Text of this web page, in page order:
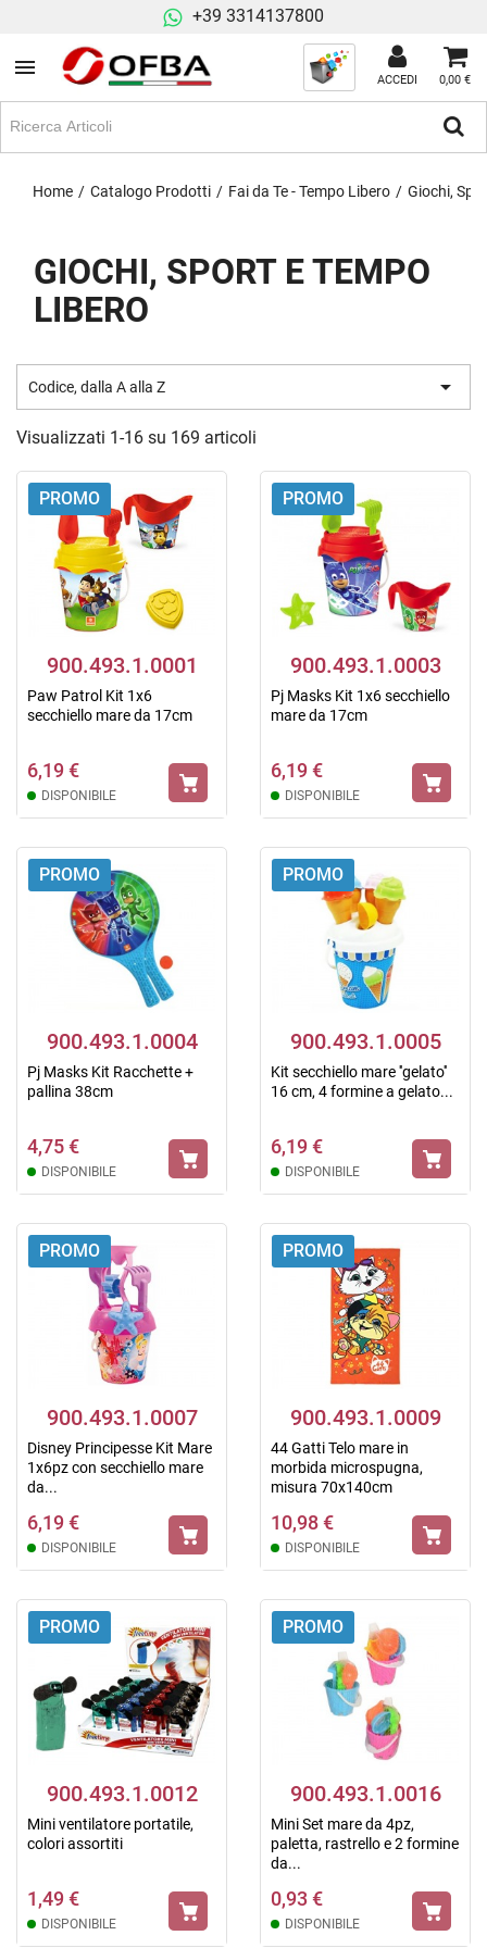
+39 3314137800
ACCEDI 0,00 €
Home Catalogo Prodotti Fai da Te - Tempo Libero Giochi,
GIOCHI, SPORT E TEMPO
LIBERO
Codice, dalla A alla Z 
Visualizzati 1-16 su 169 articoli
PROMO
900.493.1.0001
Paw Patrol Kit 1x6
secchiello mare da 17cm
6,19 €
DISPONIBILE
PROMO
900.493.1.0003
Pj Masks Kit 1x6 secchiello
mare da 17cm
6,19 €
DISPONIBILE
PROMO
900.493.1.0004
Pj Masks Kit Racchette +
pallina 38cm
4,75 €
DISPONIBILE
PROMO
900.493.1.0005
Kit secchiello mare ''gelato''
16 cm, 4 formine a gelato...
6,19 €
DISPONIBILE
PROMO
900.493.1.0007
Disney Principesse Kit Mare
1x6pz con secchiello mare
da...
6,19 €
DISPONIBILE
PROMO
900.493.1.0009
44 Gatti Telo mare in
morbida microspugna,
misura 70x140cm
10,98 €
DISPONIBILE
PROMO
900.493.1.0012
Mini ventilatore portatile,
colori assortiti
1,49 €
DISPONIBILE
PROMO
900.493.1.0016
Mini Set mare da 4pz,
paletta, rastrello e 2 formine
da...
0,93 €
DISPONIBILE